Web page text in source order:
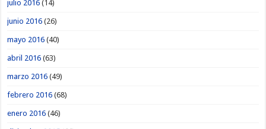
julio 2016 (14)
junio 2016 (26)
mayo 2016 (40)
abril 2016 (63)
marzo 2016 (49)
febrero 2016 (68)
enero 2016 (46)